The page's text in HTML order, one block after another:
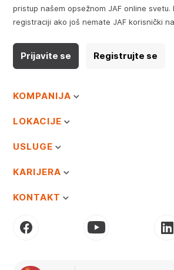
pristup našem opsežnom JAF online svetu.
registraciji ako još nemate JAF korisnički
Prijavite se Registrujte se
KOMPANIJA
LOKACIJE
USLUGE
KARIJERA
KONTAKT